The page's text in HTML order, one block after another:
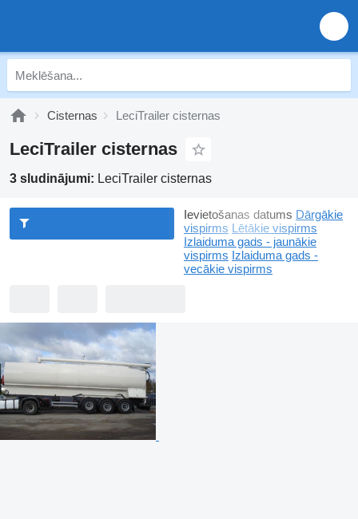
Cisternas LeciTrailer cisternas
LeciTrailer cisternas
3 sludinājumi: LeciTrailer cisternas
Ievietošanas datums Dārgākie
vispirms Lētākie vispirms
Izlaiduma gads - jaunākie
vispirms Izlaiduma gads -
vecākie vispirms